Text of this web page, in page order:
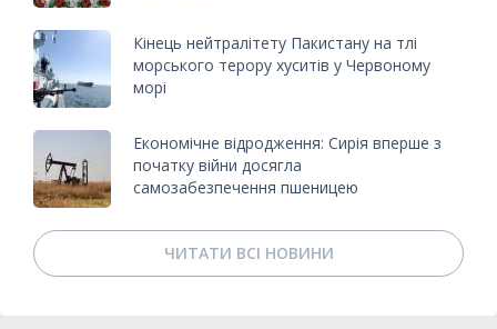
Кінець нейтралітету Пакистану на тлі
морського терору хуситів у Червоному
морі
Економічне відродження: Сирія вперше з
початку війни досягла
самозабезпечення пшеницею
ЧИТАТИ ВСІ НОВИНИ